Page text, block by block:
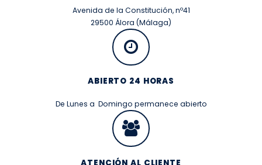
Avenida de la Constitución, nº41
29500 Álora (Málaga)
ABIERTO 24 HORAS
De Lunes a Domingo permanece abierto